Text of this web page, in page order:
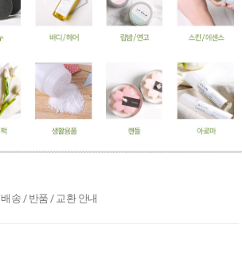
배송 / 반품 / 교환 안내